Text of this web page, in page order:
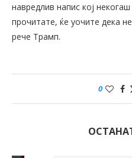
навредлив напис кој
прочитате, ќе уочите дека
рече Трамп.
0